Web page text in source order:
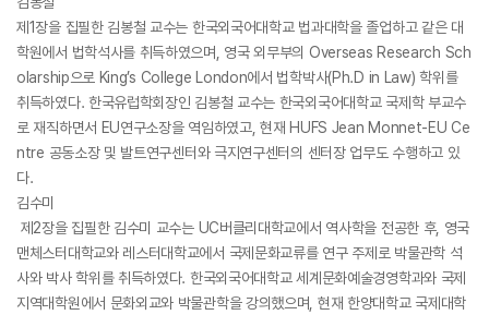
제1장을 집필한 김봉철 교수는 한국외국어대학교 법과대학을 졸업하고 같은 대
학원에서 법학석사를 취득하였으며, 영국 외무부의 Overseas Research Sch
olarship으로 King’s College London에서 법학박사(Ph.D in Law) 학위를
취득하였다. 한국유럽학회장인 김봉철 교수는 한국외국어대학교 국제학 부교수
로 재직하면서 EU연구소장을 역임하였고, 현재 HUFS Jean Monnet-EU Ce
ntre 공동소장 및 발트연구센터와 극지연구센터의 센터장 업무도 수행하고 있
다.
김수미
제2장을 집필한 김수미 교수는 UC버클리대학교에서 역사학을 전공한 후, 영국
맨체스터대학교와 레스터대학교에서 국제문화교류를 연구 주제로 박물관학 석
사와 박사 학위를 취득하였다. 한국외국어대학교 세계문화예술경영학과와 국제
지역대학원에서 문화외교와 박물관학을 강의했으며, 현재 한양대학교 국제대학